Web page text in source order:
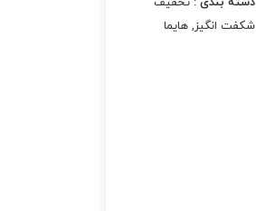
شکفت انگیز,هایما